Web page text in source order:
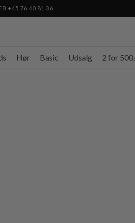
+45 76 40 81 36
Hør Basic Udsalg 2 for